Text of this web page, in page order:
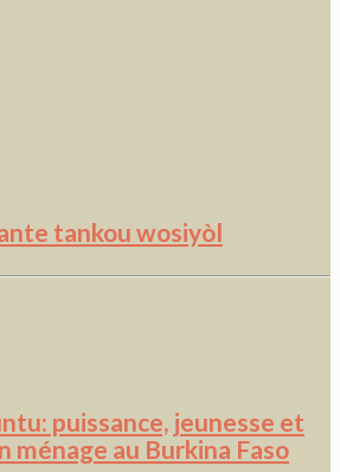
tankou wosiyòl
puissance, jeunesse et
ménage au Burkina Faso